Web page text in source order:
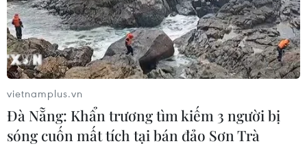
06/08/2026 03:46
Khởi tố thêm 6 đối tượng vụ lập
khống hồ sơ bảo hiểm y tế ở Đắk Lắk
05/08/2026 14:55
vietnamplus.vn
Đà Nẵng: Khẩn trương tìm kiếm 3 người bị
sóng cuốn mất tích tại bán đảo Sơn Trà